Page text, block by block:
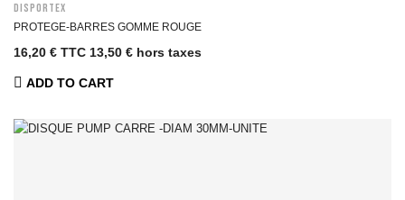
DISPORTEX
PROTEGE-BARRES GOMME ROUGE
16,20 € TTC 13,50 € hors taxes
ADD TO CART